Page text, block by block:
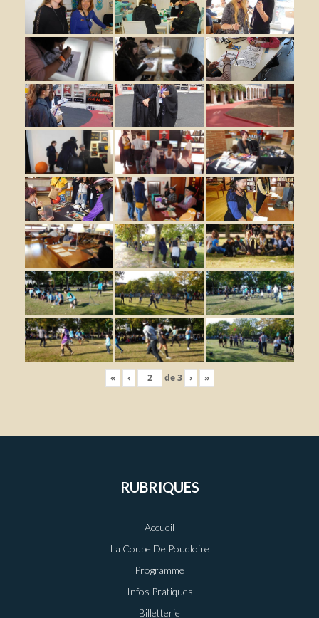
« ‹ de3 › »
RUBRIQUES
Accueil
La Coupe De Poudloire
Programme
Infos Pratiques
Billetterie